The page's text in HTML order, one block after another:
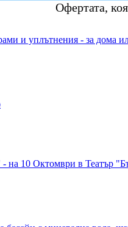
Офертата,
и уплътнения - за дома
на 10 Октомври в Театър